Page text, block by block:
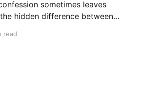
sometimes leaves
hidden difference between
read